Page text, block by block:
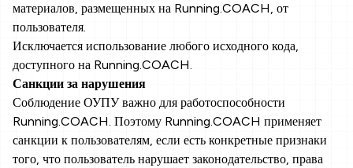
материалов, размещенных на Running.COACH, от
пользователя.
Исключается использование любого исходного кода,
доступного на Running.COACH.
Санкции за нарушения
Соблюдение ОУПУ важно для работоспособности
Running.COACH. Поэтому Running.COACH применяет
санкции к пользователям, если есть конкретные признаки
того, что пользователь нарушает законодательство, права